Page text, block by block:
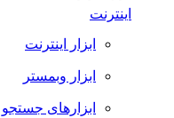
اینترنت
ابزار اینترنت
ابزار وبمستر
ابزارهای جستجو